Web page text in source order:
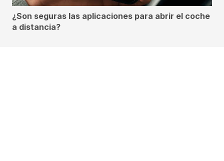
¿Son seguras las aplicaciones para abrir el coche
a distancia?